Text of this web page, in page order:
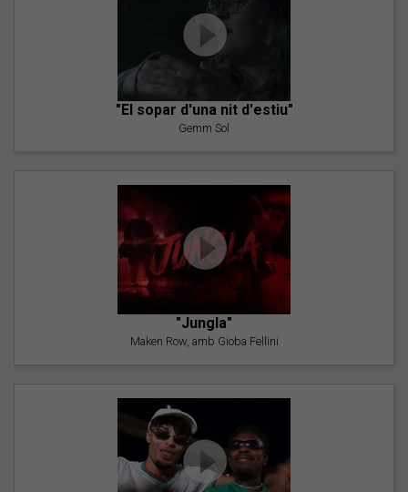
"El sopar d'una nit d'estiu"
Gemm Sol
"Jungla"
Maken Row, amb Gioba Fellini